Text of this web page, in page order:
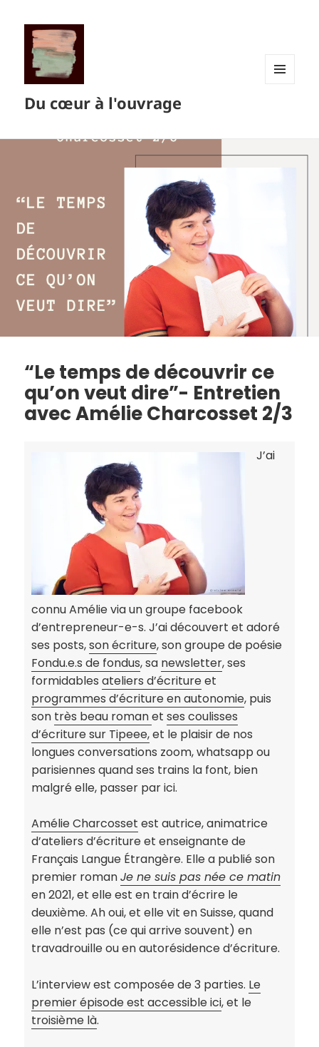
Du cœur à l'ouvrage
“Le temps de découvrir ce
qu’on veut dire”- Entretien
avec Amélie Charcosset 2/3
J’ai
connu Amélie via un groupe facebook
d’entrepreneur-e-s. J’ai découvert et adoré
ses posts,son écriture, son groupe de poésie
Fondu.e.s de fondus, sa newsletter, ses
formidablesateliers d’écritureet
programmes d’écriture en autonomie, puis
son très beau romanetses coulisses
d’écriture sur Tipeee,et le plaisir de nos
longues conversations zoom, whatsapp ou
parisiennes quand ses trains la font, bien
malgré elle, passer par ici.
Amélie Charcosset est autrice, animatrice
d’ateliers d’écriture et enseignante de
Français Langue Étrangère. Elle a publié son
premier romanJe ne suis pas née ce matin
en 2021, et elle est en train d’écrire le
deuxième. Ah oui, et elle vit en Suisse, quand
elle n’est pas (ce qui arrive souvent) en
travadrouille ou en autorésidence d’écriture.
L’interview est composée de 3 parties. Le
premier épisode est accessible ici, et le
troisième là.